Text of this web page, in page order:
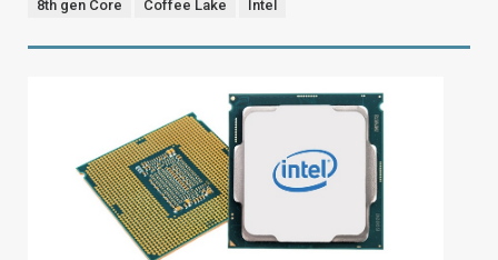
8th gen Core Coffee Lake Intel